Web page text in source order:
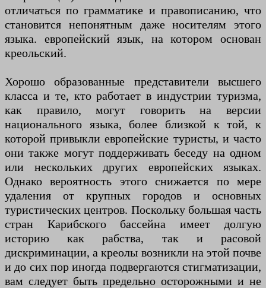
отличаться по грамматике и правописанию, что
становится непонятным даже носителям этого
языка. европейский язык, на котором основан
креольский.
Хорошо образованные представители высшего
класса и те, кто работает в индустрии туризма,
как правило, могут говорить на версии
национального языка, более близкой к той, к
которой привыкли европейские туристы, и часто
они также могут поддерживать беседу на одном
или нескольких других европейских языках.
Однако вероятность этого снижается по мере
удаления от крупных городов и основных
туристических центров. Поскольку большая часть
стран Карибского бассейна имеет долгую
историю как рабства, так и расовой
дискриминации, а креолы возникли на этой почве
и до сих пор иногда подвергаются стигматизации,
вам следует быть предельно осторожными и не